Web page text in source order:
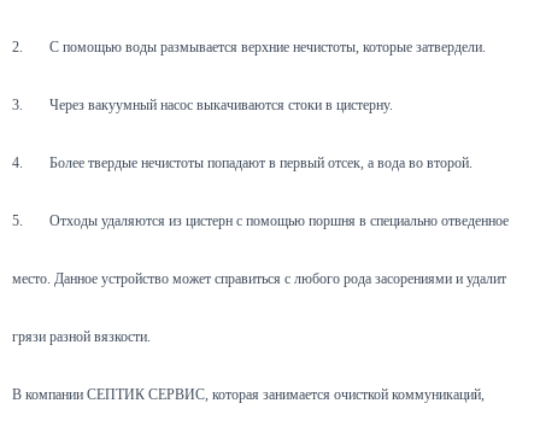
2. С помощью воды размывается верхние нечистоты, которые затвердели.
3. Через вакуумный насос выкачиваются стоки в цистерну.
4. Более твердые нечистоты попадают в первый отсек, а вода во второй.
5. Отходы удаляются из цистерн с помощью поршня в специально отведенное
место. Данное устройство может справиться с любого рода засорениями и удалит
грязи разной вязкости.
В компании СЕПТИК СЕРВИС, которая занимается очисткой коммуникаций,